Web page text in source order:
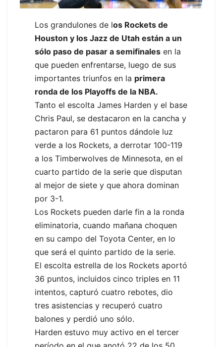
Los grandulones de los Rockets de
Houston y los Jazz de Utah están a un
sólo paso de pasar a semifinales en la
que pueden enfrentarse, luego de sus
importantes triunfos en la primera
ronda de los Playoffs de la NBA.
Tanto el escolta James Harden y el base
Chris Paul, se destacaron en la cancha y
pactaron para 61 puntos dándole luz
verde a los Rockets, a derrotar 100-119
a los Timberwolves de Minnesota, en el
cuarto partido de la serie que disputan
al mejor de siete y que ahora dominan
por 3-1.
Los Rockets pueden darle fin a la ronda
eliminatoria, cuando mañana choquen
en su campo del Toyota Center, en lo
que será el quinto partido de la serie.
El escolta estrella de los Rockets aportó
36 puntos, incluidos cinco triples en 11
intentos, capturó cuatro rebotes, dio
tres asistencias y recuperó cuatro
balones y perdió uno sólo.
Harden estuvo muy activo en el tercer